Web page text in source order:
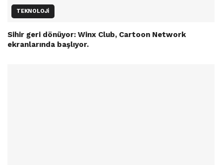
TEKNOLOJI
Sihir geri dönüyor: Winx Club, Cartoon Network
ekranlarında başlıyor.